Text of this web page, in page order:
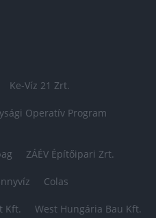
Ke-Víz 21 Zrt.
Operatív Program
ZÁÉV Építőipari Zrt.
Colas
Kft. West Hungária Bau Kft.